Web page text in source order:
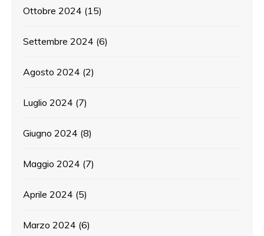
Ottobre 2024 (15)
Settembre 2024 (6)
Agosto 2024 (2)
Luglio 2024 (7)
Giugno 2024 (8)
Maggio 2024 (7)
Aprile 2024 (5)
Marzo 2024 (6)